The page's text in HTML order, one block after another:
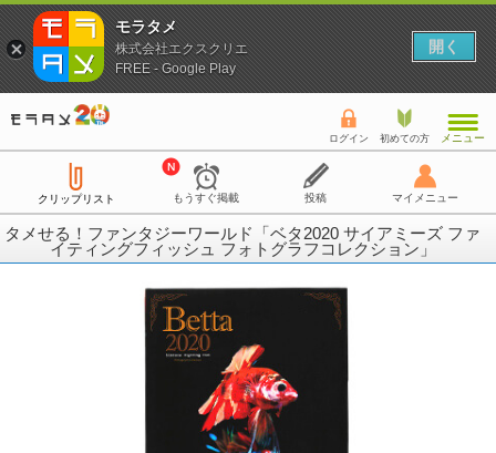
ログイン 初めての方 メニュー
クリップリスト もうすぐ掲載 投稿 マイメニュー
タメせる！ファンタジーワールド「ベタ2020 サイアミーズ ファ
イティングフィッシュ フォトグラフコレクション」
モラタメ
株式会社エクスクリエ
FREE - Google Play
開く